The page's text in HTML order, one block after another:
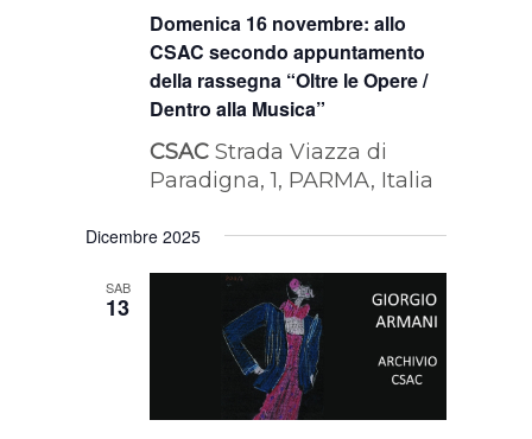
Domenica 16 novembre: allo
CSAC secondo appuntamento
della rassegna “Oltre le Opere /
Dentro alla Musica”
CSACStrada Viazza di
Paradigna, 1, PARMA, Italia
Dicembre 2025
SAB
13